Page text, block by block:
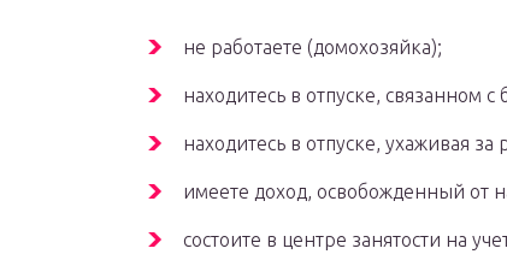
не работаете (домохозяйка);
находитесь в отпуске, связанном
находитесь в отпуске, ухаживая
имеете доход, освобожденный от
состоите в центре занятости на